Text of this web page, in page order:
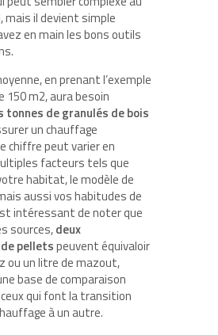
mais il devient simple
en main les bons outils
en prenant l’exemple
150 m2, aura besoin
tonnes de granulés de bois
un chauffage
chiffre peut varier en
facteurs tels que
habitat, le modèle de
aussi vos habitudes de
intéressant de noter que
sources,deux
pelletspeuvent équivaloir
ou un litre de mazout,
base de comparaison
qui font la transition
à un autre.